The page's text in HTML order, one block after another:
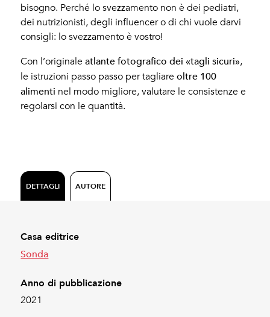
bisogno. Perché lo svezzamento non è dei pediatri,
dei nutrizionisti, degli influencer o di chi vuole darvi
consigli: lo svezzamento è vostro!
Con l’originaleatlante fotografico dei «tagli sicuri»,
le istruzioni passo passo per tagliareoltre 100
alimenti nel modo migliore, valutare le consistenze e
regolarsi con le quantità.
DETTAGLI AUTORE
Casa editrice
Sonda
Anno di pubblicazione
2021